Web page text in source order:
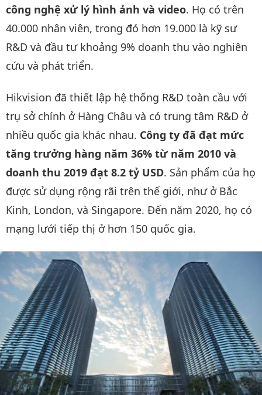
công nghệ xử lý hình ảnh và video. Họ có trên
40.000 nhân viên, trong đó hơn 19.000 là kỹ sư
R&D và đầu tư khoảng 9% doanh thu vào nghiên
cứu và phát triển.
Hikvision đã thiết lập hệ thống R&D toàn cầu với
trụ sở chính ở Hàng Châu và có trung tâm R&D ở
nhiều quốc gia khác nhau. Công ty đã đạt mức
tăng trưởng hàng năm 36% từ năm 2010 và
doanh thu 2019 đạt 8.2 tỷ USD. Sản phẩm của họ
được sử dụng rộng rãi trên thế giới, như ở Bắc
Kinh, London, và Singapore. Đến năm 2020, họ có
mạng lưới tiếp thị ở hơn 150 quốc gia.